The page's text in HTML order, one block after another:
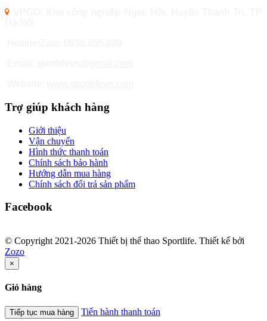
Trợ giúp khách hàng
Giới thiệu
Vận chuyển
Hình thức thanh toán
Chính sách bảo hành
Hướng dẫn mua hàng
Chính sách đổi trả sản phẩm
Facebook
© Copyright 2021-2026 Thiết bị thể thao Sportlife. Thiết kế bởi
Zozo
×
Giỏ hàng
Tiếp tục mua hàng Tiến hành thanh toán